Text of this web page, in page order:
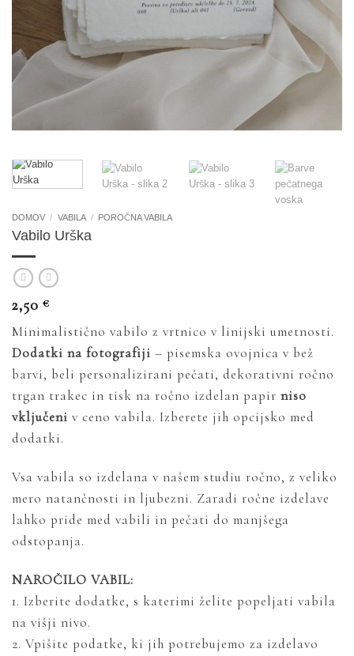
DOMOV / VABILA / POROČNA VABILA
Vabilo Urška
2,50 €
Minimalistično vabilo z vrtnico v linijski umetnosti.
Dodatki na fotografiji – pisemska ovojnica v bež
barvi, beli personalizirani pečati, dekorativni ročno
trgan trakec in tisk na ročno izdelan papir niso
vključeni v ceno vabila. Izberete jih opcijsko med
dodatki.
Vsa vabila so izdelana v našem studiu ročno, z veliko
mero natančnosti in ljubezni. Zaradi ročne izdelave
lahko pride med vabili in pečati do manjšega
odstopanja.
NAROČILO VABIL:
1. Izberite dodatke, s katerimi želite popeljati vabila
na višji nivo.
2. Vpišite podatke, ki jih potrebujemo za izdelavo